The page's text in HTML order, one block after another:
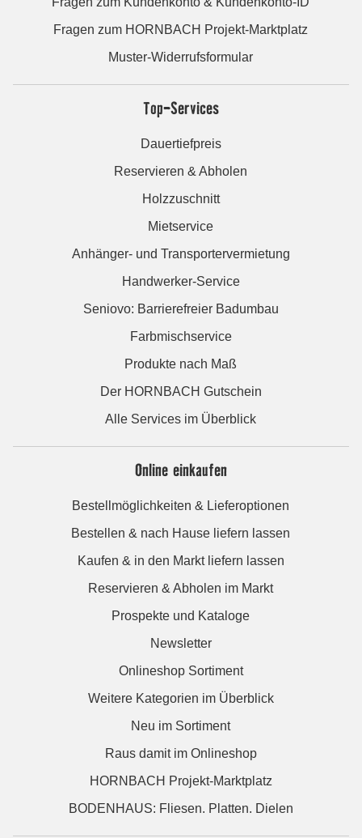
Fragen zum HORNBACH Projekt-Marktplatz
Muster-Widerrufsformular
Top-Services
Dauertiefpreis
Reservieren & Abholen
Holzzuschnitt
Mietservice
Anhänger- und Transportervermietung
Handwerker-Service
Seniovo: Barrierefreier Badumbau
Farbmischservice
Produkte nach Maß
Der HORNBACH Gutschein
Alle Services im Überblick
Online einkaufen
Bestellmöglichkeiten & Lieferoptionen
Bestellen & nach Hause liefern lassen
Kaufen & in den Markt liefern lassen
Reservieren & Abholen im Markt
Prospekte und Kataloge
Newsletter
Onlineshop Sortiment
Weitere Kategorien im Überblick
Neu im Sortiment
Raus damit im Onlineshop
HORNBACH Projekt-Marktplatz
BODENHAUS: Fliesen. Platten. Dielen